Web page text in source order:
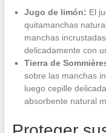
Jugo de limón: El
quitamanchas
manchas
delicadamente con
Tierra de
sobre las manchas
luego cepille
absorbente natural